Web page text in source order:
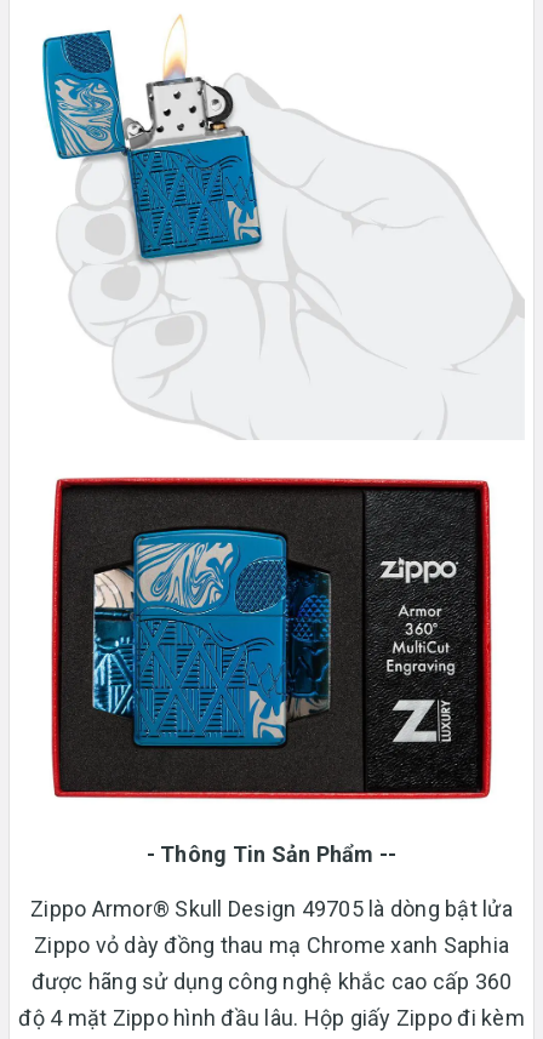
- Thông Tin Sản Phẩm --
Zippo Armor® Skull Design 49705 là dòng bật lửa
Zippo vỏ dày đồng thau mạ Chrome xanh Saphia
được hãng sử dụng công nghệ khắc cao cấp 360
độ 4 mặt Zippo hình đầu lâu. Hộp giấy Zippo đi kèm